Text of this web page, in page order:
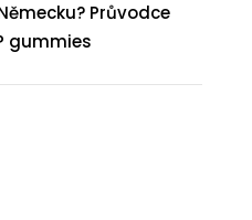
Průvodce
gummies